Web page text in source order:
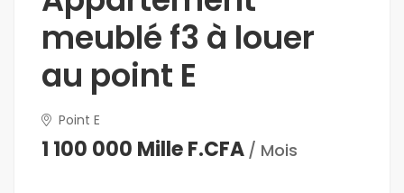
meublé f3 à louer
au point E
Point E
1 100 000 Mille F.CFA / Mois